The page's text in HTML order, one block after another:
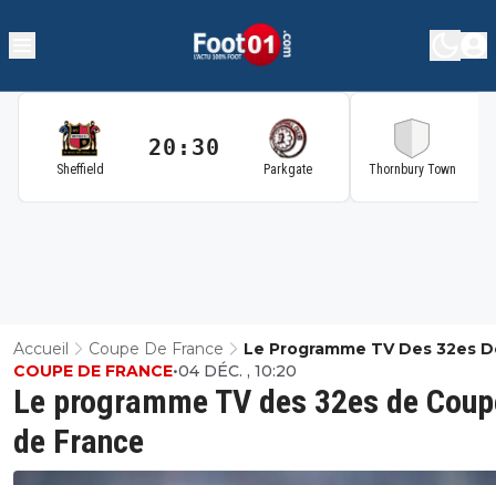
Sheffield
20:30
Parkgate Thornbury Town
Accueil Coupe De France
Le Programme TV Des 32es
Coupe De France
Le programme TV des 32es de
de France
COUPE DE FRANCE•04 DÉC. , 10:20